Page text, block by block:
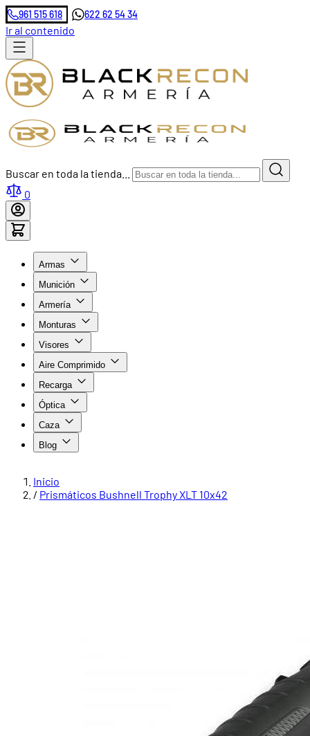
961 515 618 622 62 54 34
Ir al contenido
Buscar en toda la tienda...
0
Armas
Munición
Armería
Monturas
Visores
Aire Comprimido
Recarga
Óptica
Caza
Blog
Inicio
/ Prismáticos Bushnell Trophy XLT 10x42